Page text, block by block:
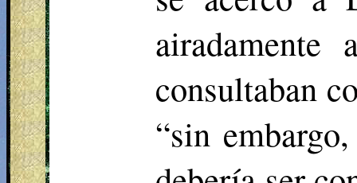
airadamente
consultaban
“sin